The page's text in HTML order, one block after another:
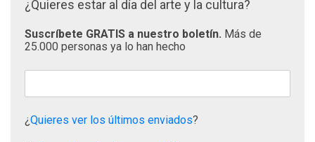
¿Quieres estar al día del arte y la cultura?
Suscríbete GRATIS a nuestro boletín. Más de
25.000 personas ya lo han hecho
¿Quieres ver los últimos enviados?